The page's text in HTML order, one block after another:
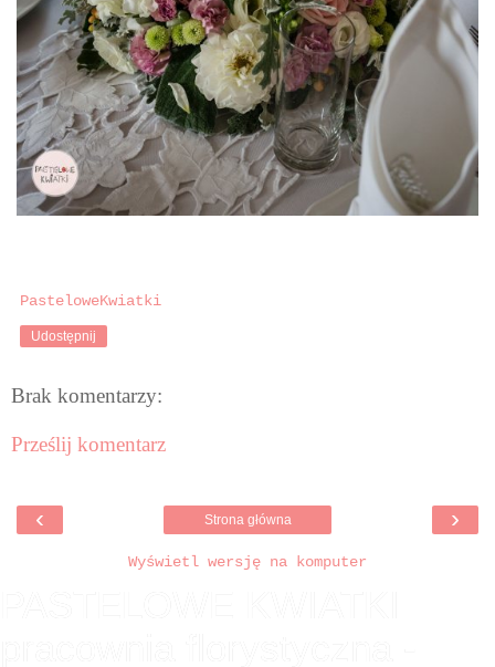
PasteloweKwiatki
Udostępnij
Brak komentarzy:
Prześlij komentarz
‹ ›
Strona główna
Wyświetl wersję na komputer